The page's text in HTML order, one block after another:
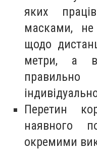
яких
масками, не
щодо
метри, а
Перетин
наявного
окремими